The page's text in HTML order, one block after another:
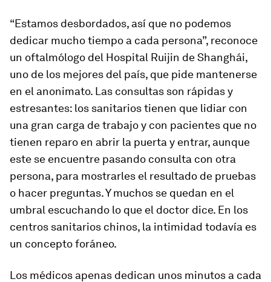
“Estamos desbordados, así que no podemos
dedicar mucho tiempo a cada persona”, reconoce
un oftalmólogo del Hospital Ruijin de Shanghái,
uno de los mejores del país, que pide mantenerse
en el anonimato. Las consultas son rápidas y
estresantes: los sanitarios tienen que lidiar con
una gran carga de trabajo y con pacientes que no
tienen reparo en abrir la puerta y entrar, aunque
este se encuentre pasando consulta con otra
persona, para mostrarles el resultado de pruebas
o hacer preguntas. Y muchos se quedan en el
umbral escuchando lo que el doctor dice. En los
centros sanitarios chinos, la intimidad todavía es
un concepto foráneo.
Los médicos apenas dedican unos minutos a cada